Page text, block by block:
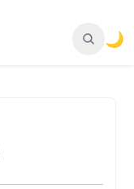
🌙